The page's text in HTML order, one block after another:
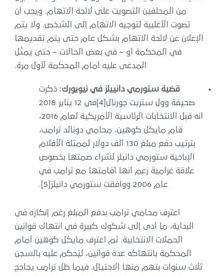
من المحلفين التصويت على لائحة الاتهام. ويجب أن
تصوت الأغلبية لتوجيه الاتهام إلى الشخص. ولا يتم
الإعلان عن لائحة الاتهام بشكل عام حتى يتم تقديمها
في المحكمة أو – في بعض الحالات – حتى يمثُل
المدعَى عليه أمام المحكمة لأول مرة.
قضية ستورمي دانييلز في نيويورك: ذكرت
صحيفة وول ستريت جورنال[4]في 12 يناير 2018
أنه قبل الانتخابات الرئاسية الأمريكية لعام 2016،
قام مايكل كوهين، محامي دونالد ترامب،
بترتيب دفع مبلغ 130 ألف دولار لممثلة الأفلام
الإباحية ستورمي دانيلز لشراء صمتها بخصوص
علاقة غرامية زعم أنها أقامتها مع ترامب في
عام 2006 ووافقت ستورمي دانيلز[5].
اعترف محامي ترامب بدفع المبلغ رغم إنكاره في
البداية، ما أدى إلى شكوك كبيرة في انتهاك قوانين
الحملات الانتخابية. ثم اعترف مايكل كوهين أمام
المحكمة بانتهاكه عدة قوانين، ليُحكم عليه بالسجن
ثلاث سنوات بتهم منها الاحتيال. فيما ظل ترامب يحاجج